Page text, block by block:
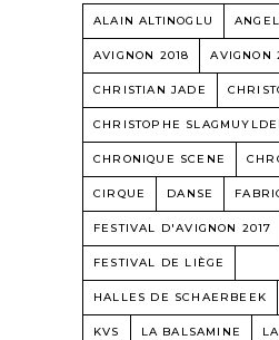
ALAIN ALTINOGLU
AVIGNON 2018 AVIGNON
CHRISTIAN JADE
CHRISTOPHE
CHRONIQUE SCENE
CIRQUE DANSE
FESTIVAL D'AVIGNON 2017
FESTIVAL DE LIÈGE
HALLES DE SCHAERBEEK
KVS LA BALSAMINE